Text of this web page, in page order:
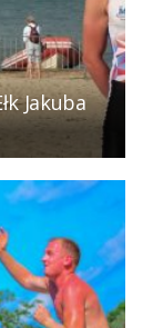
Jakuba